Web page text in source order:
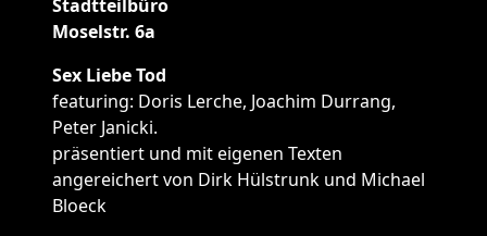
Stadtteilbüro
Moselstr. 6a
Sex Liebe Tod
featuring: Doris Lerche, Joachim Durrang,
Peter Janicki.
präsentiert und mit eigenen Texten
angereichert von Dirk Hülstrunk und Michael
Bloeck